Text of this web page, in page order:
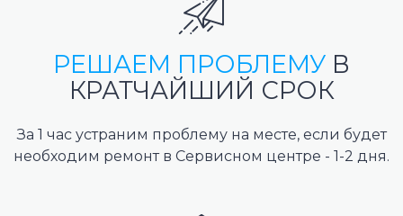
РЕШАЕМ ПРОБЛЕМУ В
КРАТЧАЙШИЙ СРОК
За 1 час устраним проблему на месте, если будет
необходим ремонт в Сервисном центре - 1-2 дня.